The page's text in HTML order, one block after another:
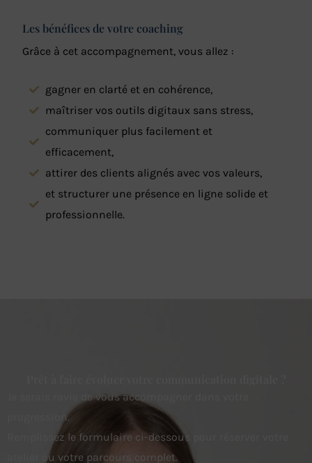
Les bénéfices de votre coaching
Grâce à cet accompagnement, vous allez :
gagner en clarté et en cohérence,
maîtriser vos outils digitaux sans stress,
communiquer plus facilement et
efficacement,
attirer des clients alignés avec vos valeurs,
et structurer une présence en ligne solide et
professionnelle.
Je serais ravie de vous accompagner dans votre
progression.
Remplissez le formulaire ci-dessous pour réserver votre
atelier ou votre parcours complet.